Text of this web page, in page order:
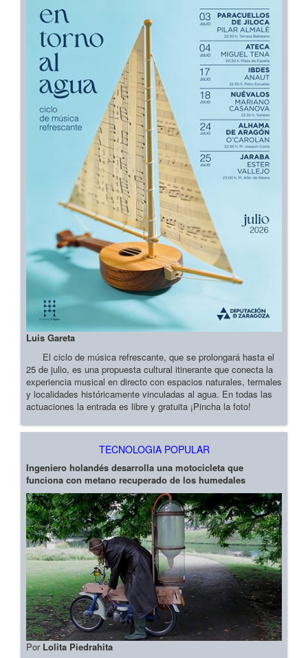
Luis Gareta
El ciclo de música refrescante, que se prolongará hasta el
25 de julio, es una propuesta cultural itinerante que conecta la
experiencia musical en directo con espacios naturales, termales
y localidades históricamente vinculadas al agua. En todas las
actuaciones la entrada es libre y gratuita ¡Pincha la foto!
TECNOLOGIA POPULAR
Ingeniero holandés desarrolla una motocicleta que
funciona con metano recuperado de los humedales
Por Lolita Piedrahita